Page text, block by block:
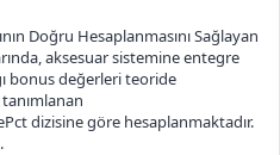
Doğru Hesaplanmasını Sağlayan
aksesuar sistemine entegre
bonus değerleri teoride
dizisine göre hesaplanmaktadır.